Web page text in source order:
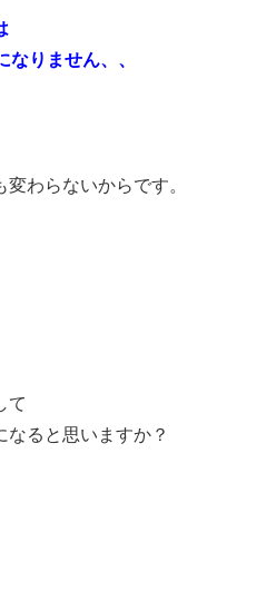
りません、、
わらないからです。
て
なると思いますか？